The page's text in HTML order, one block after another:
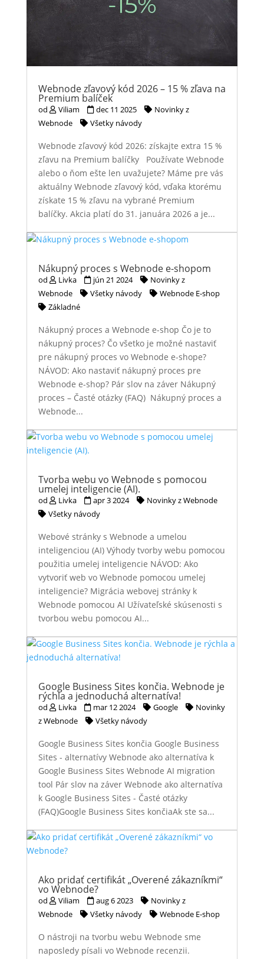
Webnode zľavový kód 2026 – 15 % zľava na
Premium balíček
od Viliam dec 11 2025
Novinky z
Webnode
Všetky návody
Webnode zľavový kód 2026: získajte extra 15 %
zľavu na Premium balíčky Používate Webnode
alebo o ňom ešte len uvažujete? Máme pre vás
aktuálny Webnode zľavový kód, vďaka ktorému
získate 15 % zľavu na vybrané Premium
balíčky. Akcia platí do 31. januára 2026 a je...
Nákupný proces s Webnode e-shopom
od Livka jún 21 2024
Novinky z
Webnode
Všetky návody
Webnode E-shop
Základné
Nákupný proces a Webnode e-shop Čo je to
nákupný proces? Čo všetko je možné nastaviť
pre nákupný proces vo Webnode e-shope?
NÁVOD: Ako nastaviť nákupný proces pre
Webnode e-shop? Pár slov na záver Nákupný
proces – Časté otázky (FAQ) Nákupný proces a
Webnode...
Tvorba webu vo Webnode s pomocou
umelej inteligencie (AI).
od Livka apr 3 2024
Novinky z Webnode
Všetky návody
Webové stránky s Webnode a umelou
inteligenciou (AI) Výhody tvorby webu pomocou
použitia umelej inteligencie NÁVOD: Ako
vytvoriť web vo Webnode pomocou umelej
inteligencie? Migrácia webovej stránky k
Webnode pomocou AI Užívateľské skúsenosti s
tvorbou webu pomocou AI...
Google Business Sites končia. Webnode je
rýchla a jednoduchá alternatíva!
od Livka mar 12 2024 Google
Novinky
z Webnode
Všetky návody
Google Business Sites končia Google Business
Sites - alternatívy Webnode ako alternatíva k
Google Business Sites Webnode AI migration
tool Pár slov na záver Webnode ako alternatíva
k Google Business Sites - Časté otázky
(FAQ)Google Business Sites končiaAk ste sa...
Ako pridať certifikát „Overené zákazníkmi“
vo Webnode?
od Viliam aug 6 2023
Novinky z
Webnode
Všetky návody Webnode E-shop
O nástroji na tvorbu webu Webnode sme
naposledy písali vo Webnode recenzii.